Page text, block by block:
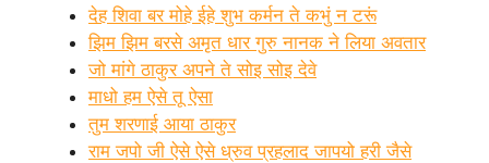
देह शिवा बर मोहे ईहे शुभ कर्मन ते कभुं न टरूं
झिम झिम बरसे अमृत धार गुरु नानक ने लिया अवतार
जो मांगे ठाकुर अपने ते सोइ सोइ देवे
माधो हम ऐसे तू ऐसा
तुम शरणाई आया ठाकुर
राम जपो जी ऐसे ऐसे ध्रुव प्रहलाद जापयो हरी जैसे